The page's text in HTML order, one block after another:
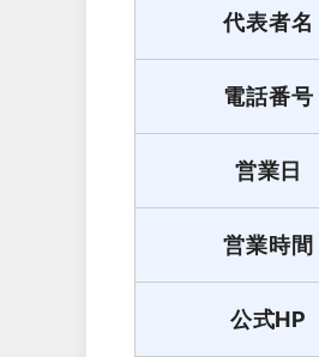
代表者名
電話番号
営業日
営業時間
公式HP